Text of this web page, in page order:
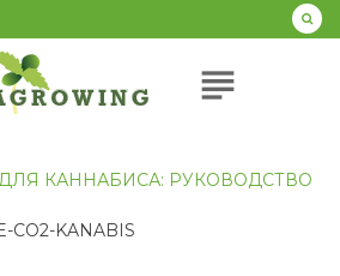
subject
КАННАБИСА: РУКОВОДСТВО
CO2-KANABIS